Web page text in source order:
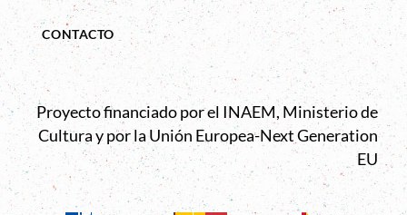
CONTACTO
Proyecto financiado por el INAEM, Ministerio de
Cultura y por la Unión Europea-Next Generation
EU